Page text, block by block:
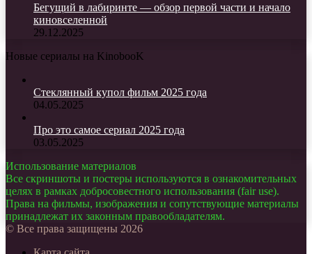
Бегущий в лабиринте — обзор первой части и начало
киновселенной
29.12.2025
Новые сериалы на KinobooK
Стеклянный купол фильм 2025 года
04.05.2025
Про это самое сериал 2025 года
03.05.2025
Использование материалов
Все скриншоты и постеры используются в ознакомительных
целях в рамках добросовестного использования (fair use).
Права на фильмы, изображения и сопутствующие материалы
принадлежат их законным правообладателям.
© Все права защищены 2026